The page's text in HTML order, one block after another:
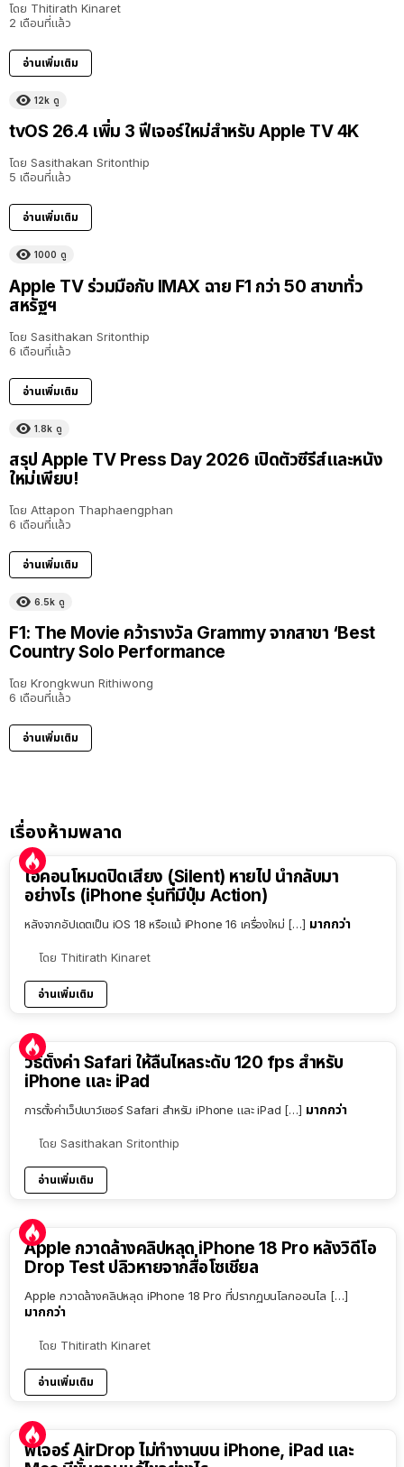
โดย Thitirath Kinaret
2 เดือนที่แล้ว
อ่านเพิ่มเติม
12k ดู
tvOS 26.4 เพิ่ม 3 ฟีเจอร์ใหม่สำหรับ Apple TV 4K
โดย Sasithakan Sritonthip
5 เดือนที่แล้ว
อ่านเพิ่มเติม
1000 ดู
Apple TV ร่วมมือกับ IMAX ฉาย F1 กว่า 50 สาขาทั่ว
สหรัฐฯ
โดย Sasithakan Sritonthip
6 เดือนที่แล้ว
อ่านเพิ่มเติม
1.8k ดู
สรุป Apple TV Press Day 2026 เปิดตัวซีรีส์และหนัง
ใหม่เพียบ!
โดย Attapon Thaphaengphan
6 เดือนที่แล้ว
อ่านเพิ่มเติม
6.5k ดู
F1: The Movie คว้ารางวัล Grammy จากสาขา ‘Best
Country Solo Performance
โดย Krongkwun Rithiwong
6 เดือนที่แล้ว
อ่านเพิ่มเติม
เรื่องห้ามพลาด
ไอคอนโหมดปิดเสียง (Silent) หายไป นำกลับมา
อย่างไร (iPhone รุ่นที่มีปุ่ม Action)
หลังจากอัปเดตเป็น iOS 18 หรือแม้ iPhone 16 เครื่องใหม่ […] มากกว่า
โดย Thitirath Kinaret
อ่านเพิ่มเติม
วิธีตั้งค่า Safari ให้ลื่นไหลระดับ 120 fps สำหรับ
iPhone และ iPad
การตั้งค่าเว็ปเบาว์เซอร์ Safari สำหรับ iPhone และ iPad […] มากกว่า
โดย Sasithakan Sritonthip
อ่านเพิ่มเติม
Apple กวาดล้างคลิปหลุด iPhone 18 Pro หลังวิดีโอ
Drop Test ปลิวหายจากสื่อโซเชียล
Apple กวาดล้างคลิปหลุด iPhone 18 Pro ที่ปรากฏบนโลกออนไล […]
มากกว่า
โดย Thitirath Kinaret
อ่านเพิ่มเติม
ฟีเจอร์ AirDrop ไม่ทำงานบน iPhone, iPad และ